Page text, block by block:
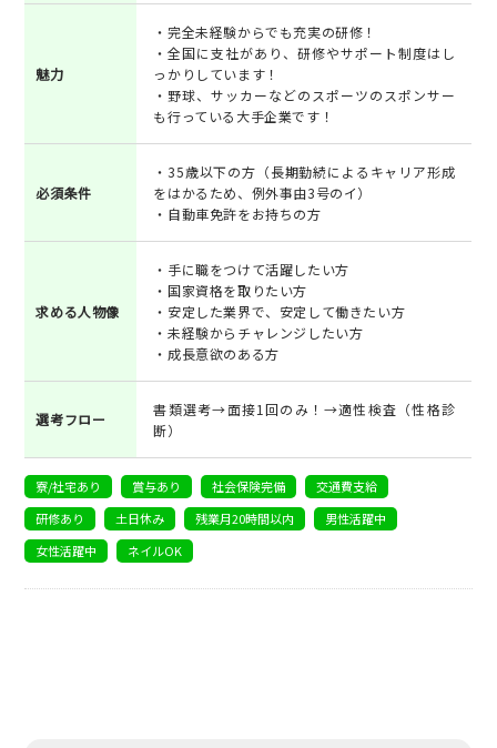
魅力
・完全未経験からでも充実の研修！
・全国に支社があり、研修やサポート制度はし
っかりしています！
・野球、サッカーなどのスポーツのスポンサー
も行っている大手企業です！
必須条件
・35歳以下の方（長期勤続によるキャリア形成
をはかるため、例外事由3号のイ）
・自動車免許をお持ちの方
求める人物像
・手に職をつけて活躍したい方
・国家資格を取りたい方
・安定した業界で、安定して働きたい方
・未経験からチャレンジしたい方
・成長意欲のある方
選考フロー
書類選考→面接1回のみ！→適性検査（性格診
断）
寮/社宅あり 賞与あり 社会保険完備
交通費支給
研修あり
土日休み 残業月20時間以内
男性活躍中
女性活躍中
ネイルOK